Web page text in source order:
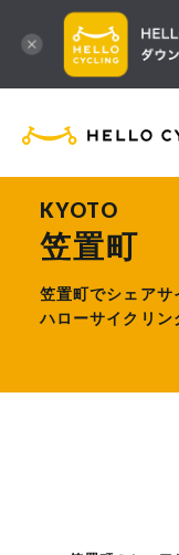
KYOTO
笠置町
笠置町でシェアサ
ハローサイクリン